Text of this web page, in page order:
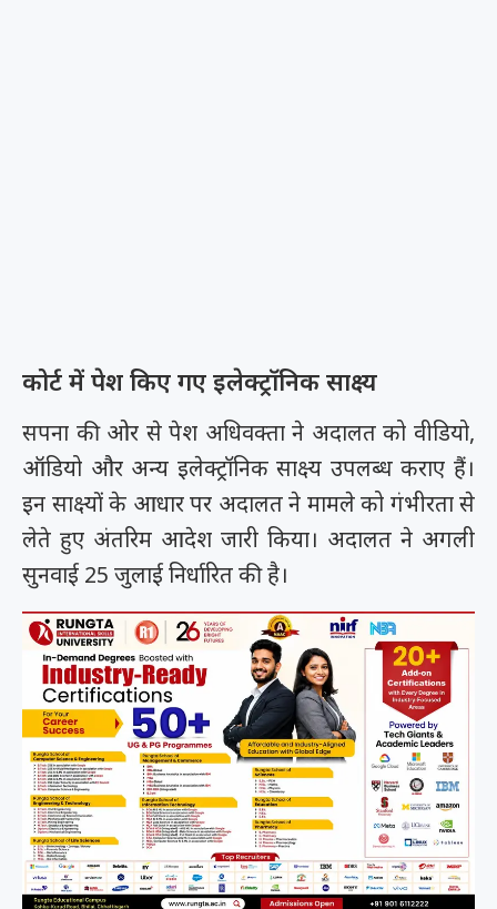
कोर्ट में पेश किए गए इलेक्ट्रॉनिक साक्ष्य
सपना की ओर से पेश अधिवक्ता ने अदालत को वीडियो,
ऑडियो और अन्य इलेक्ट्रॉनिक साक्ष्य उपलब्ध कराए हैं।
इन साक्ष्यों के आधार पर अदालत ने मामले को गंभीरता से
लेते हुए अंतरिम आदेश जारी किया। अदालत ने अगली
सुनवाई 25 जुलाई निर्धारित की है।